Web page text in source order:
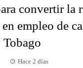
convertir la
empleo de
Hace 2 días